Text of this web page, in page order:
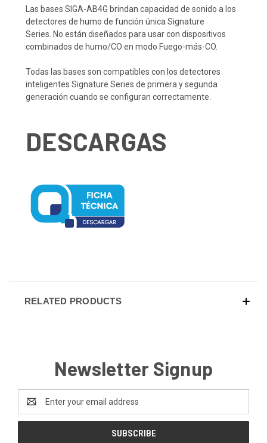
Las bases SIGA-AB4G brindan capacidad de sonido a los
detectores de humo de función única Signature
Series. No están diseñados para usar con dispositivos
combinados de humo/CO en modo Fuego-más-CO.
Todas las bases son compatibles con los detectores
inteligentes Signature Series de primera y segunda
generación cuando se configuran correctamente.
DESCARGAS
RELATED PRODUCTS
Newsletter Signup
Address